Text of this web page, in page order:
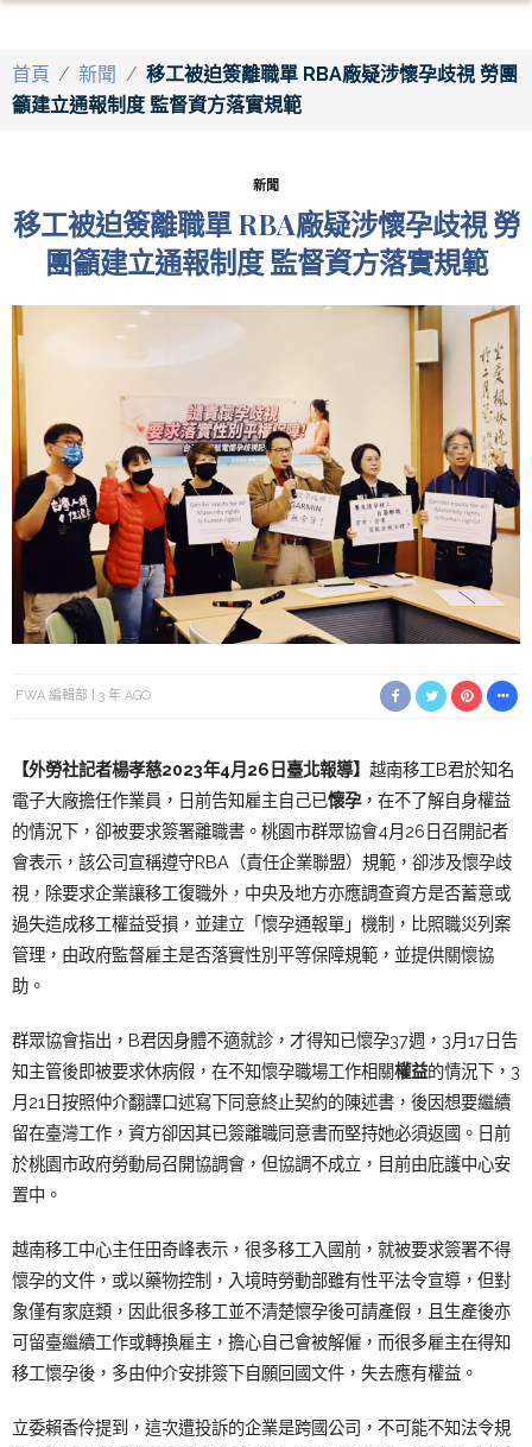
首頁 / 新聞 / 移工被迫簽離職單 RBA廠疑涉懷孕歧視 勞團
籲建立通報制度 監督資方落實規範
新聞
移工被迫簽離職單 RBA廠疑涉懷孕歧視 勞
團籲建立通報制度 監督資方落實規範
FWA 編輯部 3 年 AGO
【外勞社記者楊孝慈2023年4月26日臺北報導】 越南移工B君於知名
電子大廠擔任作業員，日前告知雇主自己已懷孕，在不了解自身權益
的情況下，卻被要求簽署離職書。桃園市群眾協會4月26日召開記者
會表示，該公司宣稱遵守RBA（責任企業聯盟）規範，卻涉及懷孕歧
視，除要求企業讓移工復職外，中央及地方亦應調查資方是否蓄意或
過失造成移工權益受損，並建立「懷孕通報單」機制，比照職災列案
管理，由政府監督雇主是否落實性別平等保障規範，並提供關懷協
助。
群眾協會指出，B君因身體不適就診，才得知已懷孕37週，3月17日告
知主管後即被要求休病假，在不知懷孕職場工作相關權益的情況下，3
月21日按照仲介翻譯口述寫下同意終止契約的陳述書，後因想要繼續
留在臺灣工作，資方卻因其已簽離職同意書而堅持她必須返國。日前
於桃園市政府勞動局召開協調會，但協調不成立，目前由庇護中心安
置中。
越南移工中心主任田奇峰表示，很多移工入國前，就被要求簽署不得
懷孕的文件，或以藥物控制，入境時勞動部雖有性平法令宣導，但對
象僅有家庭類，因此很多移工並不清楚懷孕後可請產假，且生產後亦
可留臺繼續工作或轉換雇主，擔心自己會被解僱，而很多雇主在得知
移工懷孕後，多由仲介安排簽下自願回國文件，失去應有權益。
立委賴香伶提到，這次遭投訴的企業是跨國公司，不可能不知法令規